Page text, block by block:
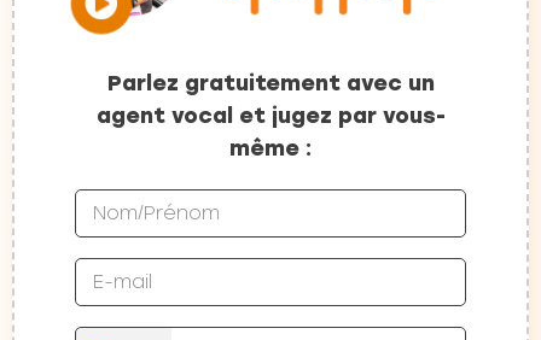
Parlez gratuitement avec un
agent vocal et jugez par vous-
même :